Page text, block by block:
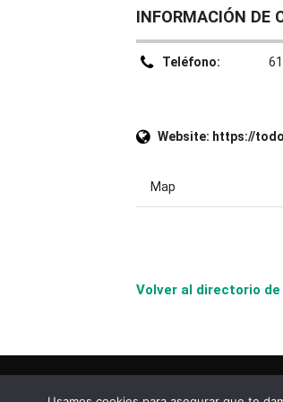
INFORMACIÓN DE
Teléfono:
Website: https://
Map
Volver al directorio